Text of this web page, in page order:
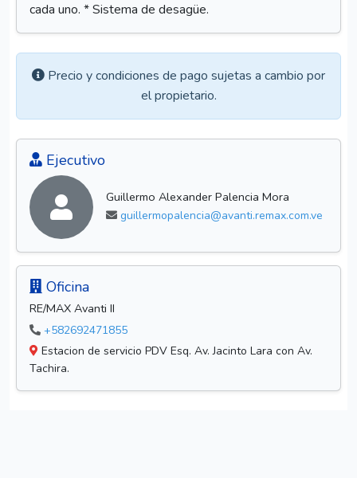
cada uno. * Sistema de desagüe.
Precio y condiciones de pago sujetas a cambio por
el propietario.
Ejecutivo
Guillermo Alexander Palencia Mora
guillermopalencia@avanti.remax.com.ve
Oficina
RE/MAX Avanti II
+582692471855
Estacion de servicio PDV Esq. Av. Jacinto Lara con Av.
Tachira.